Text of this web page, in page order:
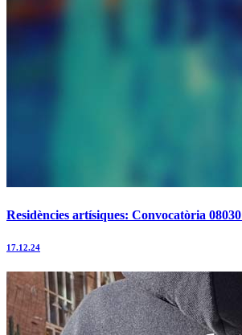
Residències artísiques: Convocatòria
17.12.24